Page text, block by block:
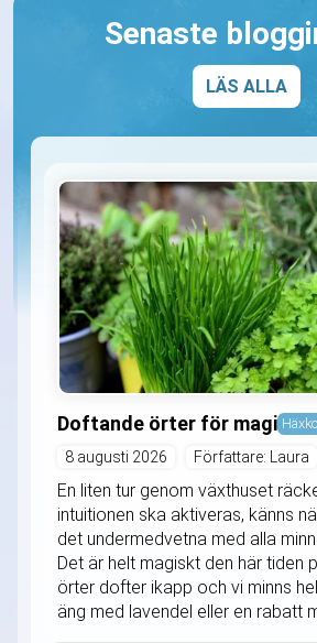
Senaste
LÄS ALLA
Doftande örter för magi
8 augusti 2026 Författare: Laura
En liten tur genom växthuset
intuitionen ska aktiveras, känns
det undermedvetna med alla
Det är helt magiskt den här tiden
örter dofter ikapp och vi minns
äng med lavendel eller en rabatt